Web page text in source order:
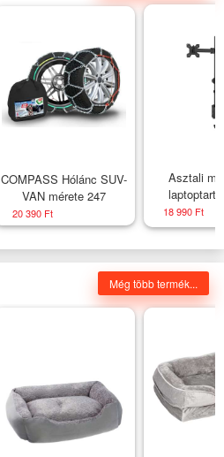
COMPASS Hólánc SUV-
VAN mérete 247
20 390 Ft
Asztali
18 990 Ft
Még több termék...